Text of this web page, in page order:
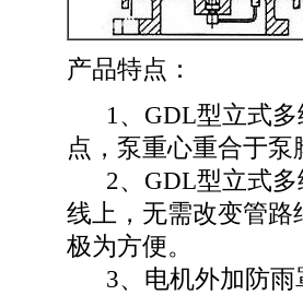
产品特点：
1、GDL型立式多
点，泵重心重合于
2、GDL型立式多
线上，无需改变管
极为方便。
3、电机外加防雨